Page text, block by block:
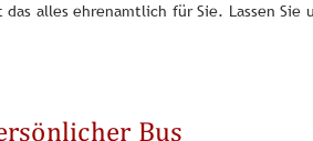
das alles ehrenamtlich für Sie. Lassen
Bus